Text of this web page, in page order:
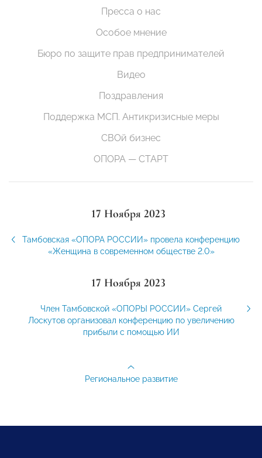
Пресса о нас
Особое мнение
Бюро по защите прав предпринимателей
Видео
Поздравления
Поддержка МСП. Антикризисные меры
СВОй бизнес
ОПОРА — СТАРТ
17 Ноября 2023
Тамбовская «ОПОРА РОССИИ» провела конференцию
«Женщина в современном обществе 2.0»
17 Ноября 2023
Член Тамбовской «ОПОРЫ РОССИИ» Сергей
Лоскутов организовал конференцию по увеличению
прибыли с помощью ИИ
Региональное развитие